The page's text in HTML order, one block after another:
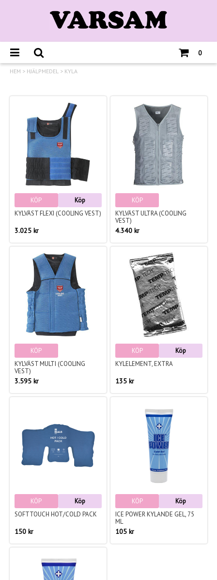
0
HEM > HJÄLPMEDEL > KYLA
KÖP
Köp
KYLVÄST FLEXI (COOLING VEST)
3.025 kr
KÖP
KYLVÄST ULTRA (COOLING
VEST)
4.340 kr
KÖP
KYLVÄST MULTI (COOLING
VEST)
3.595 kr
KÖP
Köp
KYLELEMENT, EXTRA
135 kr
KÖP
Köp
SOFTTOUCH HOT/COLD PACK
150 kr
KÖP
Köp
ICE POWER KYLANDE GEL, 75
ML
105 kr